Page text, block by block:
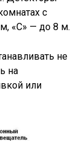
с
«С» — до 8 м.
не
на
или